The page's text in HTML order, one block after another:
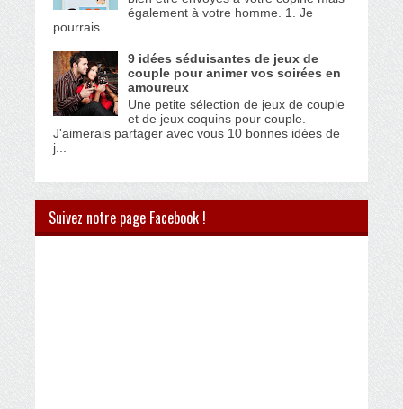
également à votre homme. 1. Je
pourrais...
9 idées séduisantes de jeux de
couple pour animer vos soirées en
amoureux
Une petite sélection de jeux de couple
et de jeux coquins pour couple.
J'aimerais partager avec vous 10 bonnes idées de
j...
Suivez notre page Facebook !